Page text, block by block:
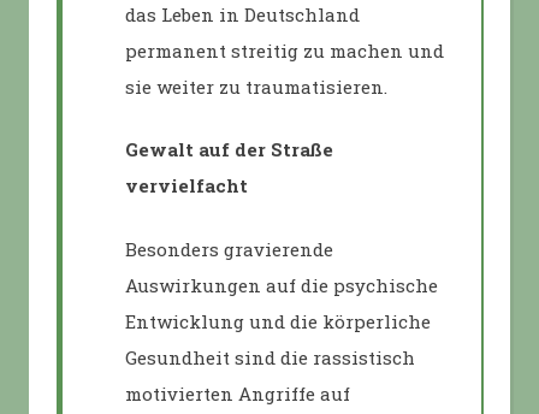
das Leben in Deutschland
permanent streitig zu machen und
sie weiter zu traumatisieren.
Gewalt auf der Straße
vervielfacht
Besonders gravierende
Auswirkungen auf die psychische
Entwicklung und die körperliche
Gesundheit sind die rassistisch
motivierten Angriffe auf